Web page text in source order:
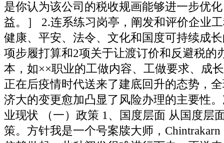
是你认为该公司的税收规画能够进一步优
益。］ 2.连系练习岗亭，阐发和评价企业
健康、平安、法令、文化和国度可持续成
项步履打算和2项关于让渡订价和反避税的
本，如××职业的工做内容、工做要求、成
正在后疫情时代送来了建底回升的态势，
济大的变更愈加凸显了风险办理的主要性
业现状 （一）政策 1、国度层面 从国度层
策。方针我是一个号案牍大师，